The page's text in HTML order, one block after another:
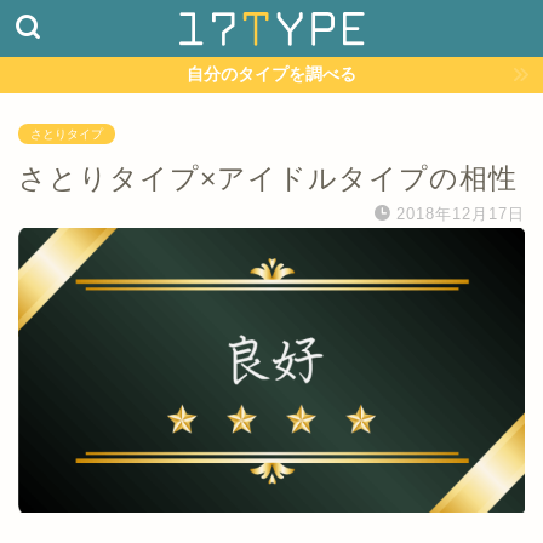
自分のタイプを調べる
さとりタイプ
さとりタイプ×アイドルタイプの相性
2018年12月17日